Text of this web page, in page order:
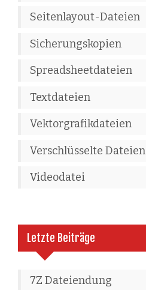
Seitenlayout-Dateien
Sicherungskopien
Spreadsheetdateien
Textdateien
Vektorgrafikdateien
Verschlüsselte Dateien
Videodatei
Letzte Beiträge
7Z Dateiendung